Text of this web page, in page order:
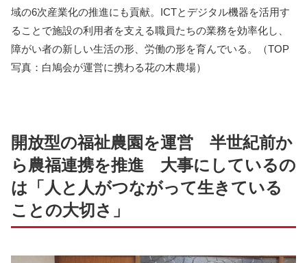
域の6次産業化の推進にも貢献。ICTとデジタル機器を活用す
ることで施設の利用者を支える職員たちの業務を効率化し、
障がい者の新しい生活の形、労働の形を育んでいる。（TOP
写真：白鳩会が運営に携わる花の木農場）
開放型の福祉農園を運営 半世紀前か
ら農福連携を推進 大事にしているの
は「人と人がつながって生きている
ことの大切さ」